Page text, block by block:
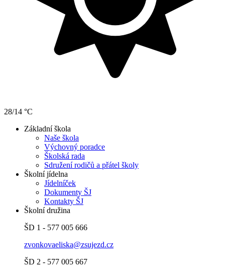
28/14 °C
Základní škola
Naše škola
Výchovný poradce
Školská rada
Sdružení rodičů a přátel školy
Školní jídelna
Jídelníček
Dokumenty ŠJ
Kontakty ŠJ
Školní družina
ŠD 1 - 577 005 666
zvonkovaeliska@zsujezd.cz
ŠD 2 - 577 005 667